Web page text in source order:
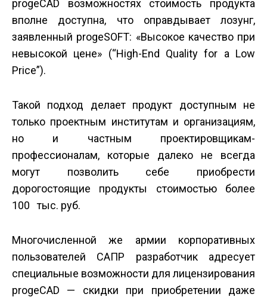
progeCAD возможностях стоимость продукта
вполне доступна, что оправдывает лозунг,
заявленный progeSOFT: «Высокое качество при
невысокой цене» (“High-End Quality for a Low
Price”).
Такой подход делает продукт доступным не
только проектным институтам и организациям,
но и частным проектировщикам-
профессионалам, которые далеко не всегда
могут позволить себе приобрести
дорогостоящие продукты стоимостью более
100 тыс. руб.
Многочисленной же армии корпоративных
пользователей САПР разработчик адресует
специальные возможности для лицензирования
progeCAD — скидки при приобретении даже